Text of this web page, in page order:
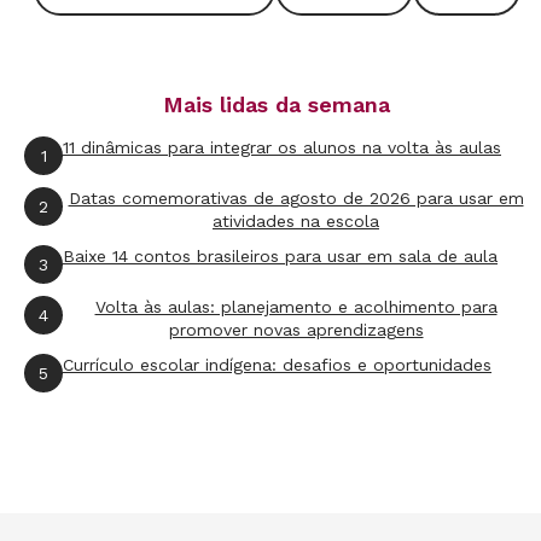
Caso você tenha interesse em algum deles,
confira se cumpre os prés-requisitos: possuir
formação de nível superior, em nível de
graduação, em curso reconhecido pelo MEC,
ter familiaridade com o uso de computador,
acesso à internet e e-mail. Caso sim, inscreva-
se através deste link. Mas fique atento: além de
preencher a ficha de inscrição, é preciso enviar
Mais lidas da semana
1 11 dinâmicas para integrar os alunos na volta às aulas
2
Datas comemorativas de agosto de 2026 para usar em
atividades na escola
3 Baixe 14 contos brasileiros para usar em sala de aula
4
Volta às aulas: planejamento e acolhimento para
promover novas aprendizagens
5 Currículo escolar indígena: desafios e oportunidades